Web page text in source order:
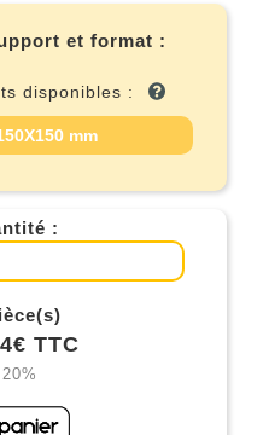
et format :
disponibles :
mm
:
TTC